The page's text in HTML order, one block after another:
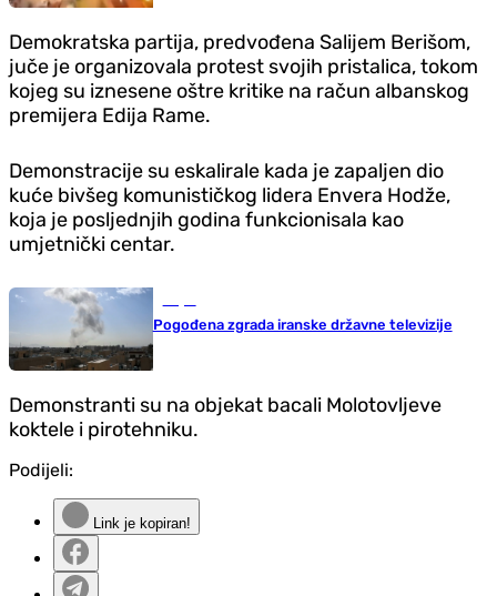
Demokratska partija, predvođena Salijem Berišom,
juče je organizovala protest svojih pristalica, tokom
kojeg su iznesene oštre kritike na račun albanskog
premijera Edija Rame.
Demonstracije su eskalirale kada je zapaljen dio
kuće bivšeg komunističkog lidera Envera Hodže,
koja je posljednjih godina funkcionisala kao
umjetnički centar.
Pogođena zgrada iranske državne televizije
Demonstranti su na objekat bacali Molotovljeve
koktele i pirotehniku.
Podijeli:
Link je kopiran!